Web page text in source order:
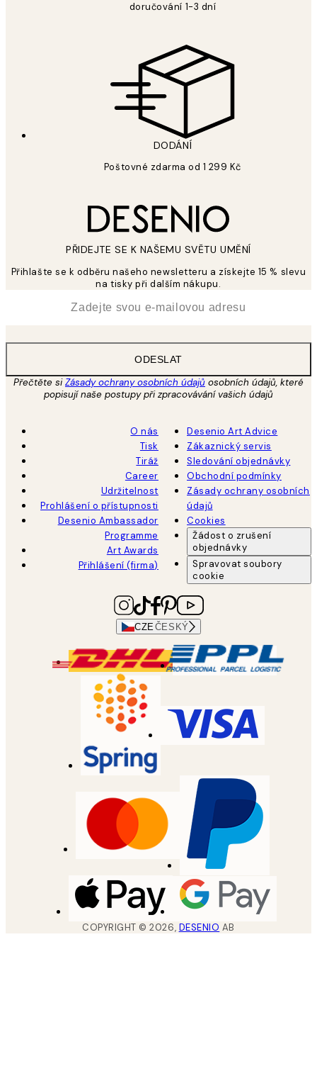
doručování 1-3 dní
DODÁNÍ
Poštovné zdarma od 1 299 Kč
PŘIDEJTE SE K NAŠEMU SVĚTU UMĚNÍ
Přihlašte se k odběru našeho newsletteru a získejte 15 % slevu
na tisky při dalším nákupu.
ODESLAT
Přečtěte siZásady ochrany osobních údajů osobních údajů, které
popisují naše postupy při zpracovávání vašich údajů
O nás
Tisk
Tiráž
Career
Udržitelnost
Prohlášení o přístupnosti
Desenio Ambassador
Programme
Art Awards
Přihlášení (firma)
Desenio Art Advice
Zákaznický servis
Sledování objednávky
Obchodní podmínky
Zásady ochrany osobních
údajů
Cookies
Žádost o zrušení
objednávky
Spravovat soubory
cookie
CZE ČESKÝ
COPYRIGHT ©2026, DESENIO AB